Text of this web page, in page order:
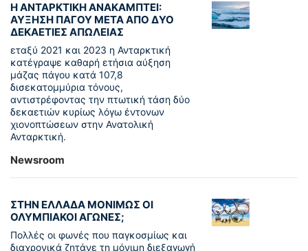
Η ΑΝΤΑΡΚΤΙΚΗ ΑΝΑΚΑΜΠΤΕΙ:
ΑΥΞΗΣΗ ΠΑΓΟΥ ΜΕΤΑ ΑΠΟ ΔΥΟ
ΔΕΚΑΕΤΙΕΣ ΑΠΩΛΕΙΑΣ
εταξύ 2021 και 2023 η Ανταρκτική
κατέγραψε καθαρή ετήσια αύξηση
μάζας πάγου κατά 107,8
δισεκατομμύρια τόνους,
αντιστρέφοντας την πτωτική τάση δύο
δεκαετιών κυρίως λόγω έντονων
χιονοπτώσεων στην Ανατολική
Ανταρκτική.
Newsroom
ΣΤΗΝ ΕΛΛΑΔΑ ΜΟΝΙΜΩΣ ΟΙ
ΟΛΥΜΠΙΑΚΟΙ ΑΓΩΝΕΣ;
Πολλές οι φωνές που παγκοσμίως και
διαχρονικά ζητάνε τη μόνιμη διεξαγωγή